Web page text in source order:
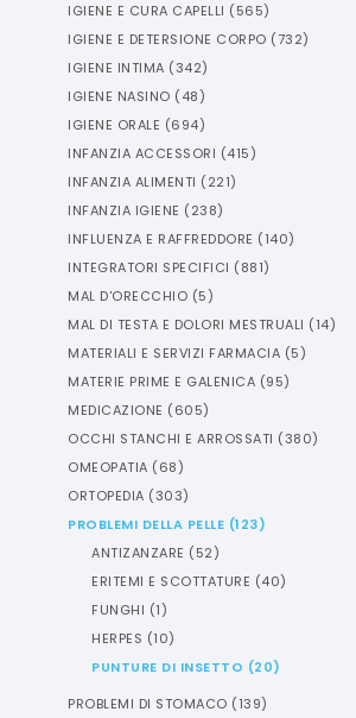
IGIENE E CURA CAPELLI (565)
IGIENE E DETERSIONE CORPO (732)
IGIENE INTIMA (342)
IGIENE NASINO (48)
IGIENE ORALE (694)
INFANZIA ACCESSORI (415)
INFANZIA ALIMENTI (221)
INFANZIA IGIENE (238)
INFLUENZA E RAFFREDDORE (140)
INTEGRATORI SPECIFICI (881)
MAL D'ORECCHIO (5)
MAL DI TESTA E DOLORI MESTRUALI (14)
MATERIALI E SERVIZI FARMACIA (5)
MATERIE PRIME E GALENICA (95)
MEDICAZIONE (605)
OCCHI STANCHI E ARROSSATI (380)
OMEOPATIA (68)
ORTOPEDIA (303)
PROBLEMI DELLA PELLE (123)
ANTIZANZARE (52)
ERITEMI E SCOTTATURE (40)
FUNGHI (1)
HERPES (10)
PUNTURE DI INSETTO (20)
PROBLEMI DI STOMACO (139)